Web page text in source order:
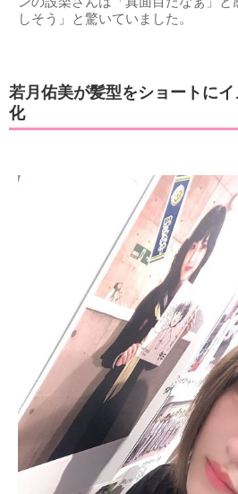
しそう」と驚いていました。
若月佑美が髪型をショートに
化